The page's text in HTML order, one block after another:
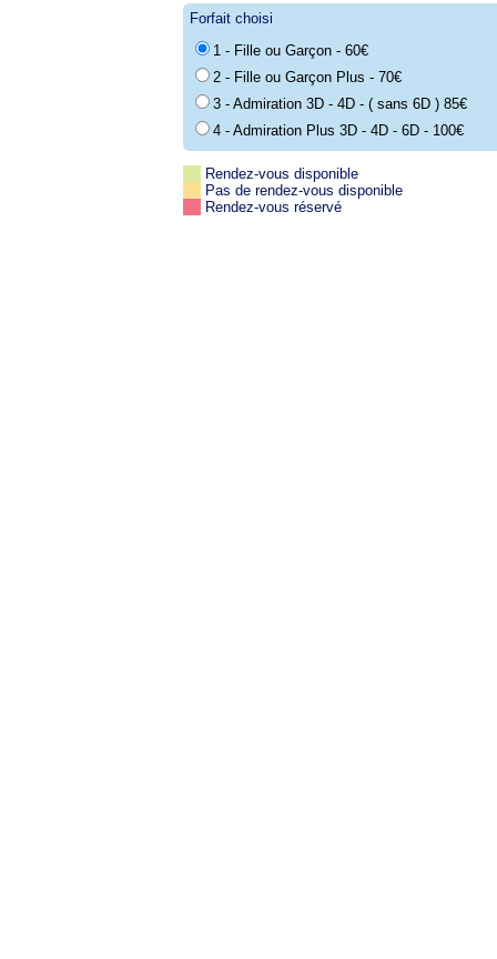
Forfait choisi
1 - Fille ou Garçon - 60€
2 - Fille ou Garçon Plus - 70€
3 - Admiration 3D - 4D - ( sans 6D ) 85€
4 - Admiration Plus 3D - 4D - 6D - 100€
Rendez-vous disponible
Pas de rendez-vous disponible
Rendez-vous réservé